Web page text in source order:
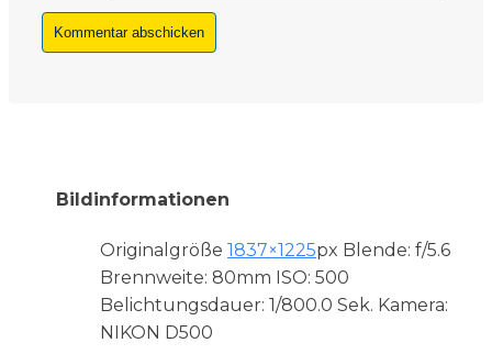
Bildinformationen
Originalgröße 1837×1225px Blende: f/5.6
Brennweite: 80mm ISO: 500
Belichtungsdauer: 1/800.0 Sek. Kamera:
NIKON D500